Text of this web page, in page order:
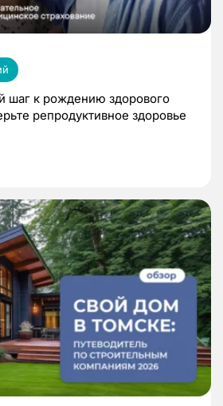
шаг к рождению здорового
репродуктивное здоровье